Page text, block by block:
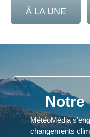
À LA UNE
Notre
MétéoMédia
changements